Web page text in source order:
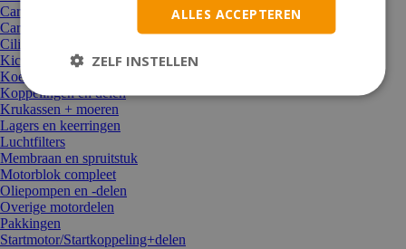
Carburateur/sproeier/choke
Carterdeksel
Cilinders, koppen, zuigers
Kickstarters en onderdelen
Koeling/thermostaat/waterpomp
Koppelingen en delen
Krukassen + moeren
Lagers en keerringen
Luchtfilters
Membraan en spruitstuk
Motorblok compleet
Oliepompen en -delen
Overige motordelen
Pakkingen
Startmotor/Startkoppeling+delen
ALLES ACCEPTEREN
ZELF INSTELLEN